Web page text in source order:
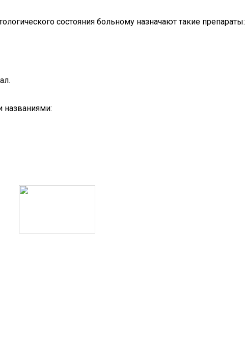
состояния больному назначают такие препараты:
названиями: